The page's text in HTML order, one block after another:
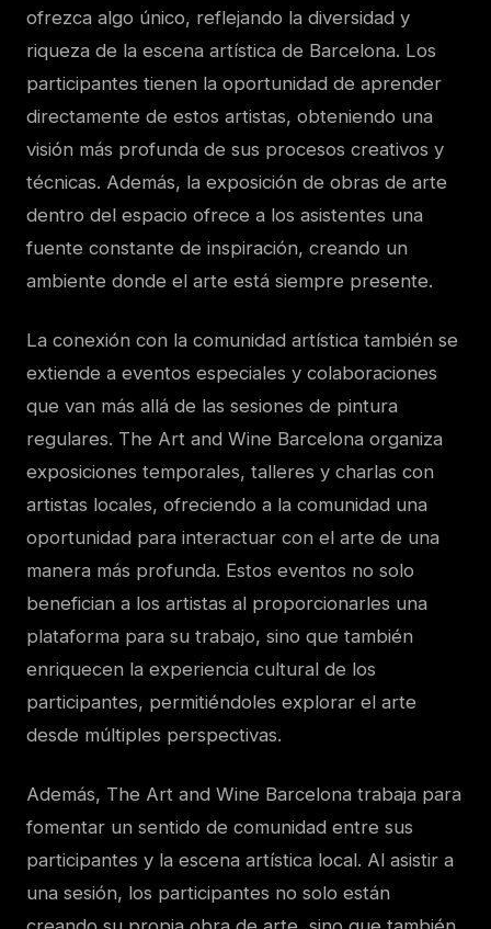
ofrezca algo único, reflejando la diversidad y
riqueza de la escena artística de Barcelona. Los
participantes tienen la oportunidad de aprender
directamente de estos artistas, obteniendo una
visión más profunda de sus procesos creativos y
técnicas. Además, la exposición de obras de arte
dentro del espacio ofrece a los asistentes una
fuente constante de inspiración, creando un
ambiente donde el arte está siempre presente.
La conexión con la comunidad artística también se
extiende a eventos especiales y colaboraciones
que van más allá de las sesiones de pintura
regulares. The Art and Wine Barcelona organiza
exposiciones temporales, talleres y charlas con
artistas locales, ofreciendo a la comunidad una
oportunidad para interactuar con el arte de una
manera más profunda. Estos eventos no solo
benefician a los artistas al proporcionarles una
plataforma para su trabajo, sino que también
enriquecen la experiencia cultural de los
participantes, permitiéndoles explorar el arte
desde múltiples perspectivas.
Además, The Art and Wine Barcelona trabaja para
fomentar un sentido de comunidad entre sus
participantes y la escena artística local. Al asistir a
una sesión, los participantes no solo están